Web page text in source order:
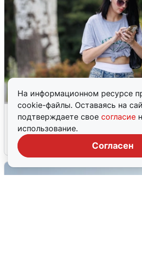
На информационном ресурсе
cookie-файлы. Оставаясь на
подтверждаете свое согласие
использование.
Согласен
Волгоградцы остались
мобильного интернета
6 августа